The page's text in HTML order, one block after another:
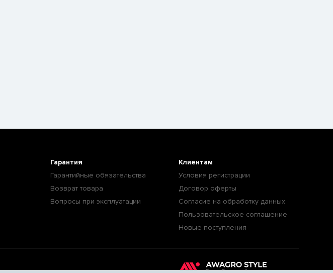
Гарантия
Гарантийные обязательства
Возврат товара
Вопросы при эксплуатации
Клиентам
Условия регистрации
Договор оферты
Согласие на обработку данных
Пользовательское соглашение
Новые поступления